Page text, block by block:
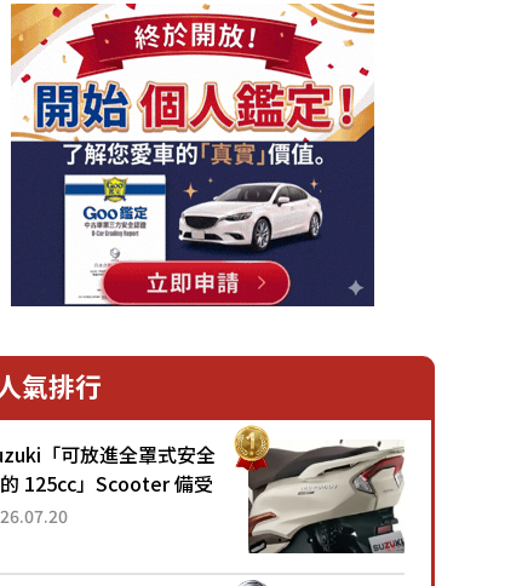
氣排行
「可放進全罩式安全
125cc」Scooter 備受
！採用全新流線設計與
續開始出口的新款